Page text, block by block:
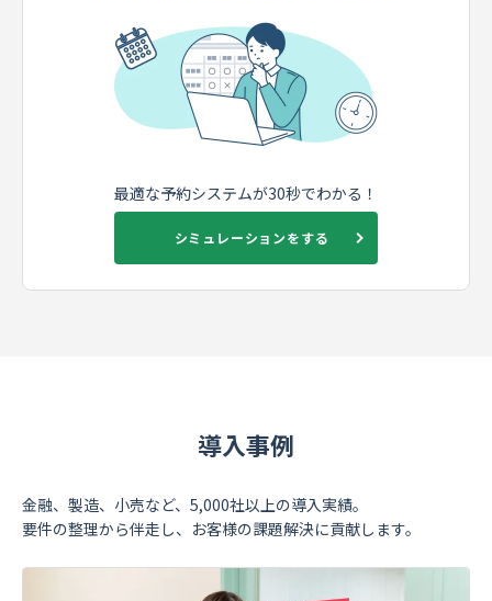
最適な予約システムが30秒でわかる！
シミュレーションをする
導入事例
金融、製造、小売など、5,000社以上の導入実績。
要件の整理から伴走し、お客様の課題解決に貢献します。